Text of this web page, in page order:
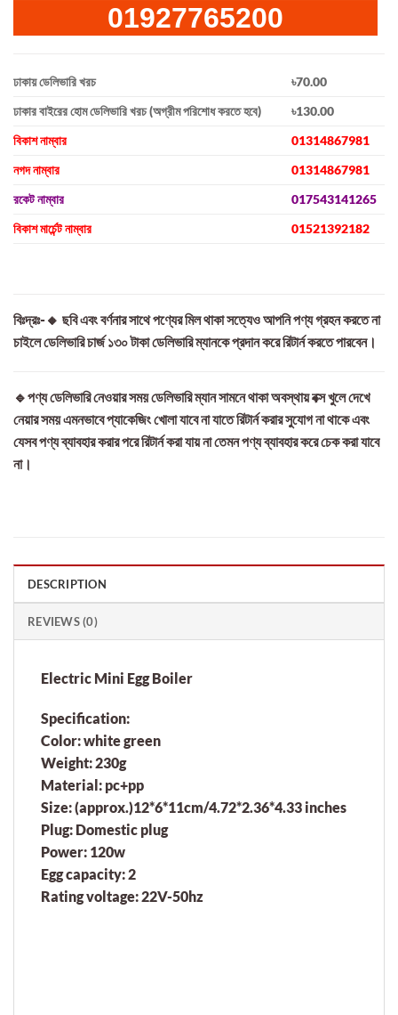
01927765200
ঢাকায় ডেলিভারি খরচ
৳70.00
ঢাকার বাইরের হোম ডেলিভারি খরচ (অগ্রীম পরিশোধ করতে হবে)
৳130.00
বিকাশ নাম্বার
01314867981
নগদ নাম্বার
01314867981
রকেট নাম্বার
017543141265
বিকাশ মার্চেন্ট নাম্বার
01521392182
বিঃদ্রঃ-🔸 ছবি এবং বর্ণনার সাথে পণ্যের মিল থাকা সত্যেও আপনি পণ্য গ্রহন করতে না
চাইলে ডেলিভারি চার্জ ১৩০ টাকা ডেলিভারি ম্যানকে প্রদান করে রিটার্ন করতে পারবেন।
🔹পণ্য ডেলিভারি নেওয়ার সময় ডেলিভারি ম্যান সামনে থাকা অবস্থায় বক্স খুলে দেখে
নেয়ার সময় এমনভাবে প্যাকেজিং খোলা যাবে না যাতে রিটার্ন করার সুযোগ না থাকে এবং
যেসব পণ্য ব্যাবহার করার পরে রিটার্ন করা যায় না তেমন পণ্য ব্যাবহার করে চেক করা যাবে
না।
DESCRIPTION
REVIEWS (0)
Electric Mini Egg Boiler
Specification:
Color: white green
Weight: 230g
Material: pc+pp
Size: (approx.)12*6*11cm/4.72*2.36*4.33 inches
Plug: Domestic plug
Power: 120w
Egg capacity: 2
Rating voltage: 22V-50hz